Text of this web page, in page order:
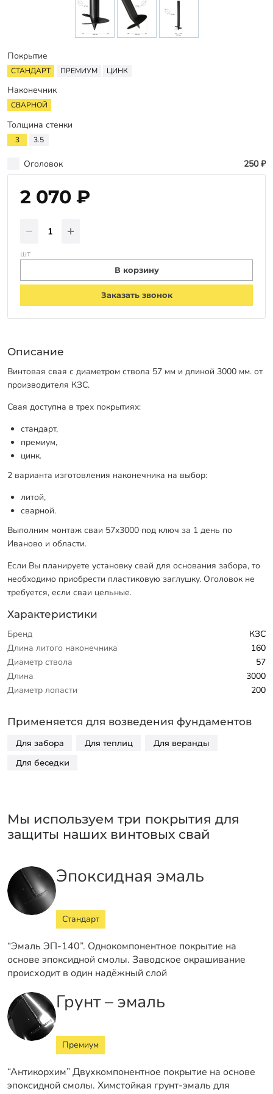
Заказать звонок
Покрытие
СТАНДАРТ ПРЕМИУМ ЦИНК
Наконечник
СВАРНОЙ
Толщина стенки
3 3.5
Оголовок 250 ₽
2 070 ₽
шт
В корзину
Заказать звонок
Описание
Винтовая свая с диаметром ствола 57 мм и длиной 3000 мм. от
производителя КЗС.
Свая доступна в трех покрытиях:
стандарт,
премиум,
цинк.
2 варианта изготовления наконечника на выбор:
литой,
сварной.
Выполним монтаж сваи 57х3000 под ключ за 1 день по
Иваново и области.
Если Вы планируете установку свай для основания забора, то
необходимо приобрести пластиковую заглушку. Оголовок не
требуется, если сваи цельные.
Характеристики
Бренд
КЗС
Длина литого наконечника
160
Диаметр ствола
57
Длина
3000
Диаметр лопасти
200
Применяется для возведения фундаментов
Для забора Для теплиц Для веранды
Для беседки
Мы используем три покрытия для
защиты наших винтовых свай
Эпоксидная эмаль
Стандарт
“Эмаль ЭП-140”. Однокомпонентное покрытие на
основе эпоксидной смолы. Заводское окрашивание
происходит в один надёжный слой
Грунт – эмаль
Премиум
“Антикорхим” Двухкомпонентное покрытие на основе
эпоксидной смолы. Химстойкая грунт-эмаль для